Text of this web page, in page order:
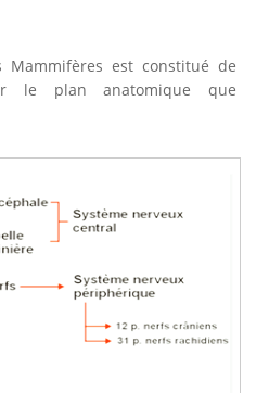
Mammifères est constitué de
le plan anatomique que